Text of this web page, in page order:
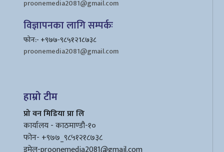
proonemedia2081@gmail.com
विज्ञापनका लागि सम्पर्कः
फोन:- +९७७-९८५१२1८७३८
proonemedia2081@gmail.com
हाम्रो टीम
प्रो वन मिडिया प्रा लि
कार्यालय - काठमाण्डौ-१०
फोन- +९७७_९८५१२१८७३८